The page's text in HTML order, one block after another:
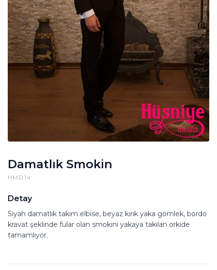
Damatlık Smokin
HMD14
Detay
Siyah damatlık takım elbise, beyaz kırık yaka gömlek, bordo
kravat şeklinde fular olan smokini yakaya takılan orkide
tamamlıyor.